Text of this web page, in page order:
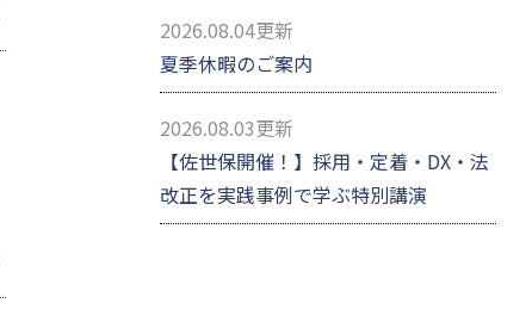
2026.08.04更新
夏季休暇のご案内
2026.08.03更新
【佐世保開催！】採用・定着・DX・法
改正を実践事例で学ぶ特別講演